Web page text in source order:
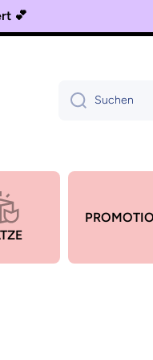
💕
Suchen